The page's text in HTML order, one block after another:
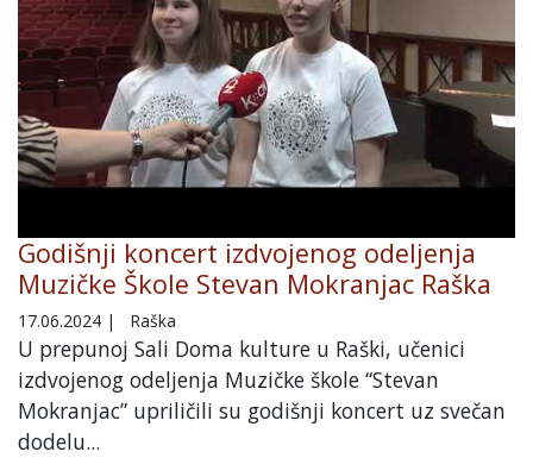
Godišnji koncert izdvojenog odeljenja
Muzičke Škole Stevan Mokranjac Raška
17.06.2024 | Raška
U prepunoj Sali Doma kulture u Raški, učenici
izdvojenog odeljenja Muzičke škole “Stevan
Mokranjac” upriličili su godišnji koncert uz svečan
dodelu...